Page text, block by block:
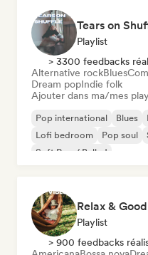
Tears on
Playlist
> 3300 feedbacks
Alternative rockBlues
Dream popIndie folk
Ajouter dans ma/mes
Pop international Blues
Lofi bedroom
Pop soul
Soft Pop / Ballad
Relax &
Playlist
> 900 feedbacks